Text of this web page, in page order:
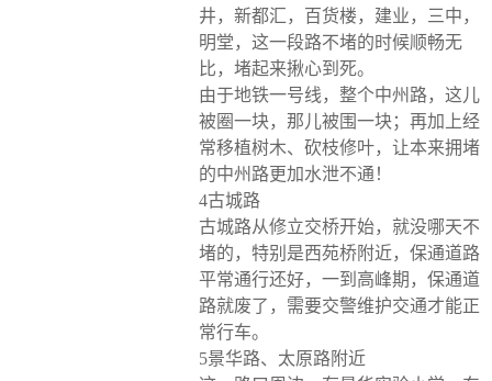
井，新都汇，百货楼，建业，三中，
明堂，这一段路不堵的时候顺畅无
比，堵起来揪心到死。
由于地铁一号线，整个中州路，这儿
被圈一块，那儿被围一块；再加上经
常移植树木、砍枝修叶，让本来拥堵
的中州路更加水泄不通！
4古城路
古城路从修立交桥开始，就没哪天不
堵的，特别是西苑桥附近，保通道路
平常通行还好，一到高峰期，保通道
路就废了，需要交警维护交通才能正
常行车。
5景华路、太原路附近